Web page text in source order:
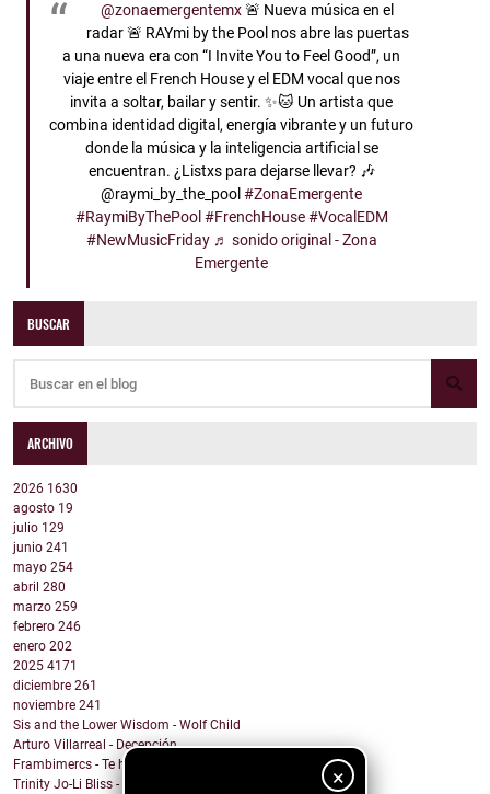
×
@zonaemergentemx🚨 Nueva música en el
radar 🚨 RAYmi by the Pool nos abre las puertas
a una nueva era con “I Invite You to Feel Good”, un
viaje entre el French House y el EDM vocal que nos
invita a soltar, bailar y sentir. ✨🐱 Un artista que
combina identidad digital, energía vibrante y un futuro
donde la música y la inteligencia artificial se
encuentran. ¿Listxs para dejarse llevar? 🎶
@raymi_by_the_pool#ZonaEmergente
#RaymiByThePool #FrenchHouse #VocalEDM
#NewMusicFriday ♬ sonido original - Zona
Emergente
BUSCAR
ARCHIVO
2026 1630
agosto 19
julio 129
junio 241
mayo 254
abril 280
marzo 259
febrero 246
enero 202
2025 4171
diciembre 261
noviembre 241
Sis and the Lower Wisdom - Wolf Child
Arturo Villarreal - Decepción
Frambimercs - Te he podido superar
Trinity Jo-Li Bliss - You Make Me Wanna Dance